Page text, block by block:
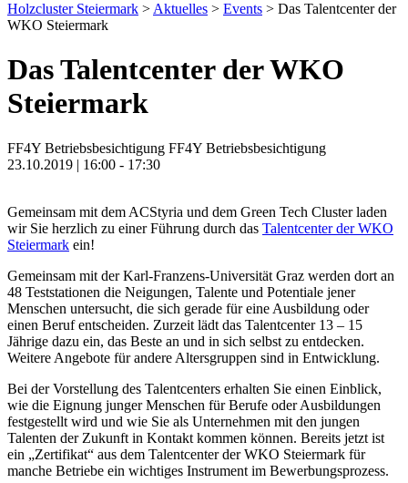
Holzcluster Steiermark > Aktuelles > Events > Das Talentcenter der
WKO Steiermark
Das Talentcenter der WKO
Steiermark
FF4Y Betriebsbesichtigung FF4Y Betriebsbesichtigung
23.10.2019 | 16:00 - 17:30
Gemeinsam mit dem ACStyria und dem Green Tech Cluster laden
wir Sie herzlich zu einer Führung durch das Talentcenter der WKO
Steiermark ein!
Gemeinsam mit der Karl-Franzens-Universität Graz werden dort an
48 Teststationen die Neigungen, Talente und Potentiale jener
Menschen untersucht, die sich gerade für eine Ausbildung oder
einen Beruf entscheiden. Zurzeit lädt das Talentcenter 13 – 15
Jährige dazu ein, das Beste an und in sich selbst zu entdecken.
Weitere Angebote für andere Altersgruppen sind in Entwicklung.
Bei der Vorstellung des Talentcenters erhalten Sie einen Einblick,
wie die Eignung junger Menschen für Berufe oder Ausbildungen
festgestellt wird und wie Sie als Unternehmen mit den jungen
Talenten der Zukunft in Kontakt kommen können. Bereits jetzt ist
ein „Zertifikat“ aus dem Talentcenter der WKO Steiermark für
manche Betriebe ein wichtiges Instrument im Bewerbungsprozess.